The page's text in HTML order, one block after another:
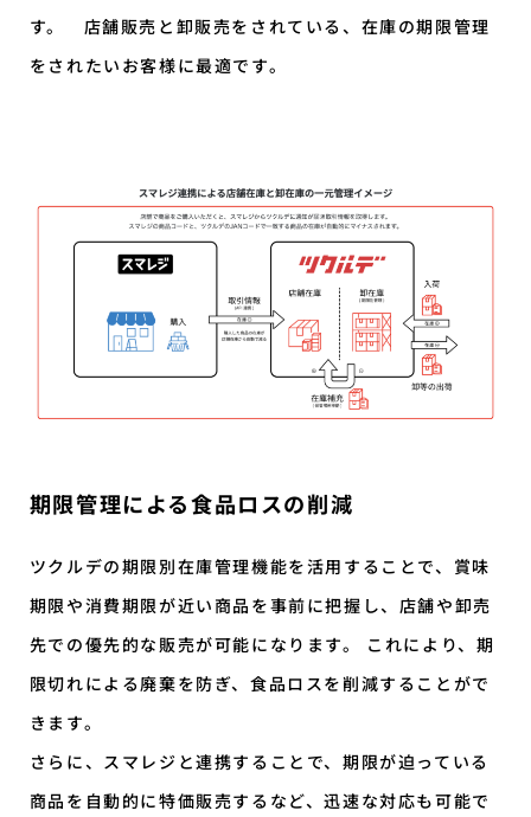
す。 店舗販売と卸販売をされている、在庫の期限管理
をされたいお客様に最適です。
期限管理による食品ロスの削減
ツクルデの期限別在庫管理機能を活用することで、賞味
期限や消費期限が近い商品を事前に把握し、店舗や卸売
先での優先的な販売が可能になります。 これにより、期
限切れによる廃棄を防ぎ、食品ロスを削減することがで
きます。
さらに、スマレジと連携することで、期限が迫っている
商品を自動的に特価販売するなど、迅速な対応も可能で